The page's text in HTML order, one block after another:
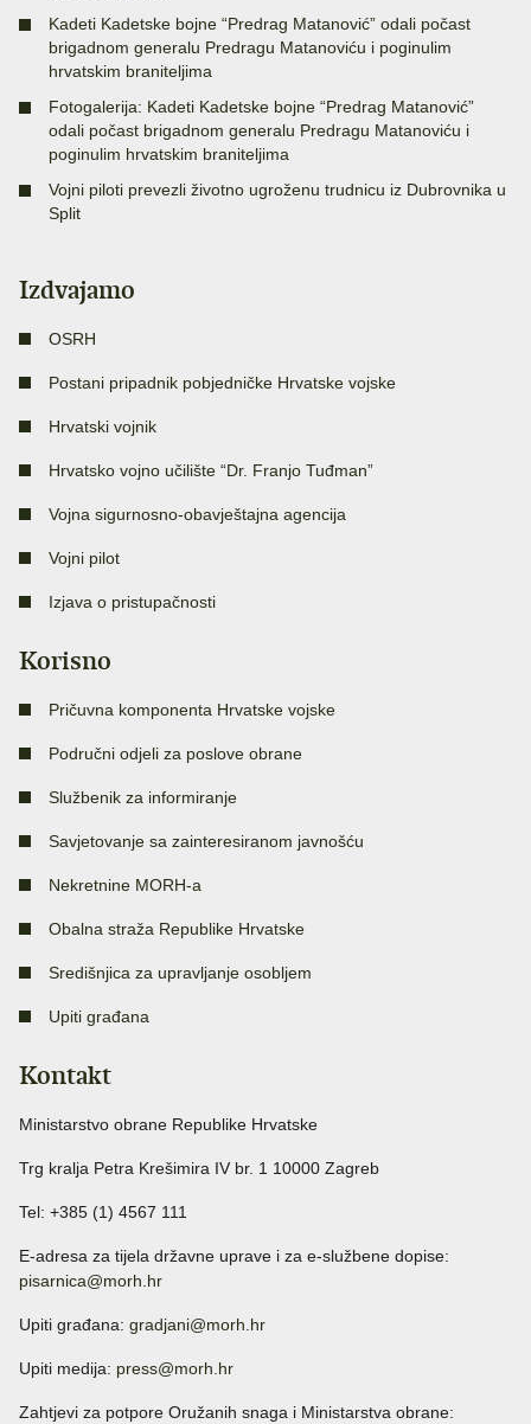
Kadeti Kadetske bojne “Predrag Matanović” odali počast
brigadnom generalu Predragu Matanoviću i poginulim
hrvatskim braniteljima
Fotogalerija: Kadeti Kadetske bojne “Predrag Matanović”
odali počast brigadnom generalu Predragu Matanoviću i
poginulim hrvatskim braniteljima
Vojni piloti prevezli životno ugroženu trudnicu iz Dubrovnika u
Split
Izdvajamo
OSRH
Postani pripadnik pobjedničke Hrvatske vojske
Hrvatski vojnik
Hrvatsko vojno učilište “Dr. Franjo Tuđman”
Vojna sigurnosno-obavještajna agencija
Vojni pilot
Izjava o pristupačnosti
Korisno
Pričuvna komponenta Hrvatske vojske
Područni odjeli za poslove obrane
Službenik za informiranje
Savjetovanje sa zainteresiranom javnošću
Nekretnine MORH-a
Obalna straža Republike Hrvatske
Središnjica za upravljanje osobljem
Upiti građana
Kontakt
Ministarstvo obrane Republike Hrvatske
Trg kralja Petra Krešimira IV br. 1 10000 Zagreb
Tel: +385 (1) 4567 111
E-adresa za tijela državne uprave i za e-službene dopise:
pisarnica@morh.hr
Upiti građana: gradjani@morh.hr
Upiti medija: press@morh.hr
Zahtjevi za potpore Oružanih snaga i Ministarstva obrane: